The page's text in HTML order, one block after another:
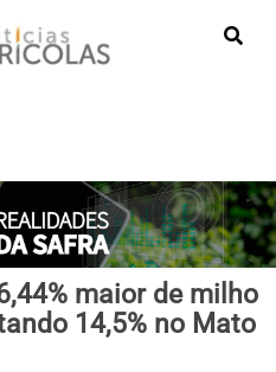
maior de milho
14,5% no Mato